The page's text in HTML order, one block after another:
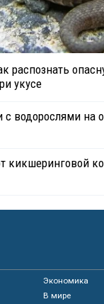
распознать
укусе
с водорослями на
кикшеринговой
Экономика
В мире